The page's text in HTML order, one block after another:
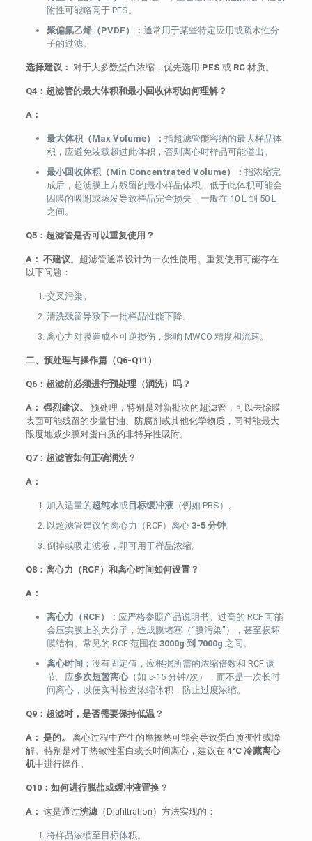
附性可能略高于 PES。
聚偏氟乙烯（PVDF）： 通常用于某些特定应用或疏水性分
子的过滤。
选择建议： 对于大多数蛋白浓缩，优先选用 PES 或 RC材质。
Q4：超滤管的最大体积和最小回收体积如何理解？
A：
最大体积（Max Volume）： 指超滤管能容纳的最大样品体
积，应避免装载超过此体积，否则离心时样品可能溢出。
最小回收体积（Min Concentrated Volume）： 指浓缩完
成后，超滤膜上方残留的最小样品体积。低于此体积可能会
因膜的吸附或蒸发导致样品完全损失，一般在 10 L 到 50 L
之间。
Q5：超滤管是否可以重复使用？
A： 不建议。超滤管通常设计为一次性使用。重复使用可能存在
以下问题：
交叉污染。
清洗残留导致下一批样品性能下降。
离心力对膜造成不可逆损伤，影响 MWCO 精度和流速。
二、预处理与操作篇（Q6-Q11）
Q6：超滤前必须进行预处理（润洗）吗？
A： 强烈建议。
预处理，特别是对新批次的超滤管，可以去除膜
表面可能残留的少量甘油、防腐剂或其他化学物质，同时能最大
限度地减少膜对蛋白质的非特异性吸附。
Q7：超滤管如何正确润洗？
A：
加入适量的超纯水或目标缓冲液（例如 PBS）。
以超滤管建议的离心力（RCF）离心 3-5 分钟。
倒掉或吸走滤液，即可用于样品浓缩。
Q8：离心力（RCF）和离心时间如何设置？
A：
离心力（RCF）： 应严格参照产品说明书。过高的 RCF 可能
会压实膜上的大分子，造成膜堵塞（“膜污染”），甚至损坏
膜结构。常见的 RCF 范围在 3000g 到 7000g 之间。
离心时间： 没有固定值，应根据所需的浓缩倍数和 RCF 调
节。应多次短暂离心（如 5-15 分钟/次），而不是一次长时
间离心，以便实时检查浓缩体积，防止过度浓缩。
Q9：超滤时，是否需要保持低温？
A： 是的。
离心过程中产生的摩擦热可能会导致蛋白质变性或降
解。特别是对于热敏性蛋白或长时间离心，建议在 4°C 冷藏离心
机中进行操作。
Q10：如何进行脱盐或缓冲液置换？
A： 这是通过洗滤（Diafiltration）方法实现的：
将样品浓缩至目标体积。